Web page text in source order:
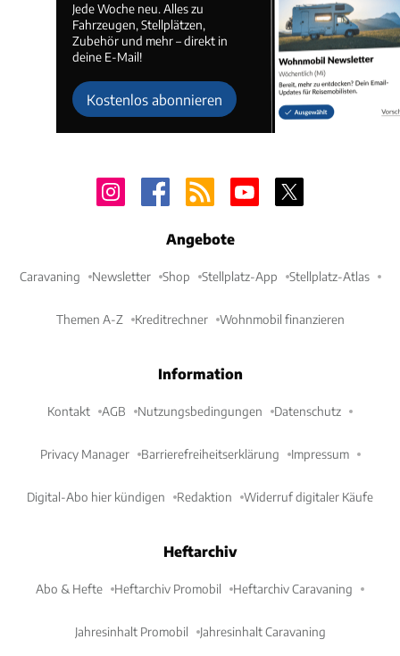
Jede Woche neu. Alles zu
Fahrzeugen, Stellplätzen,
Zubehör und mehr – direkt in
deine E-Mail!
Kostenlos abonnieren
Angebote
Caravaning Newsletter Shop Stellplatz-App Stellplatz-Atlas
Themen A-Z Kreditrechner Wohnmobil finanzieren
Information
Kontakt AGB Nutzungsbedingungen Datenschutz
Privacy Manager Barrierefreiheitserklärung Impressum
Digital-Abo hier kündigen Redaktion Widerruf digitaler Käufe
Heftarchiv
Abo & Hefte Heftarchiv Promobil Heftarchiv Caravaning
Jahresinhalt Promobil Jahresinhalt Caravaning